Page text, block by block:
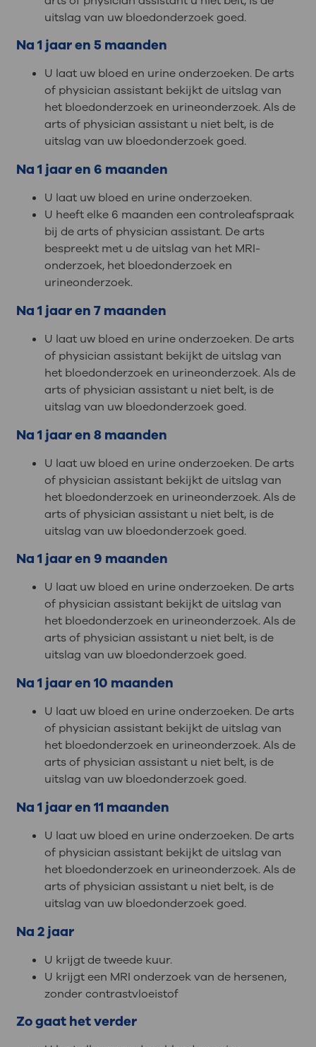
uitslag van uw bloedonderzoek goed.
Na 1 jaar en 5 maanden
U laat uw bloed en urine onderzoeken. De arts
of physician assistant bekijkt de uitslag van
het bloedonderzoek en urineonderzoek. Als de
arts of physician assistant u niet belt, is de
uitslag van uw bloedonderzoek goed.
Na 1 jaar en 6 maanden
U laat uw bloed en urine onderzoeken.
U heeft elke 6 maanden een controleafspraak
bij de arts of physician assistant. De arts
bespreekt met u de uitslag van het MRI-
onderzoek, het bloedonderzoek en
urineonderzoek.
Na 1 jaar en 7 maanden
U laat uw bloed en urine onderzoeken. De arts
of physician assistant bekijkt de uitslag van
het bloedonderzoek en urineonderzoek. Als de
arts of physician assistant u niet belt, is de
uitslag van uw bloedonderzoek goed.
Na 1 jaar en 8 maanden
U laat uw bloed en urine onderzoeken. De arts
of physician assistant bekijkt de uitslag van
het bloedonderzoek en urineonderzoek. Als de
arts of physician assistant u niet belt, is de
uitslag van uw bloedonderzoek goed.
Na 1 jaar en 9 maanden
U laat uw bloed en urine onderzoeken. De arts
of physician assistant bekijkt de uitslag van
het bloedonderzoek en urineonderzoek. Als de
arts of physician assistant u niet belt, is de
uitslag van uw bloedonderzoek goed.
Na 1 jaar en 10 maanden
U laat uw bloed en urine onderzoeken. De arts
of physician assistant bekijkt de uitslag van
het bloedonderzoek en urineonderzoek. Als de
arts of physician assistant u niet belt, is de
uitslag van uw bloedonderzoek goed.
Na 1 jaar en 11 maanden
U laat uw bloed en urine onderzoeken. De arts
of physician assistant bekijkt de uitslag van
het bloedonderzoek en urineonderzoek. Als de
arts of physician assistant u niet belt, is de
uitslag van uw bloedonderzoek goed.
Na 2 jaar
U krijgt de tweede kuur.
U krijgt een MRI onderzoek van de hersenen,
zonder contrastvloeistof
Zo gaat het verder